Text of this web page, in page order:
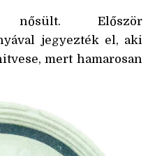
nősült. Először
jegyezték el, aki
mert hamarosan